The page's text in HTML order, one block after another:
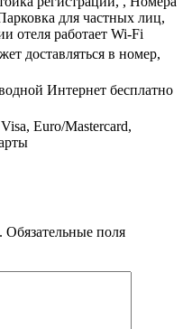
для частных лиц,
отеля работает Wi-Fi
доставляться в номер,
Интернет бесплатно
Euro/Mastercard,
Обязательные поля